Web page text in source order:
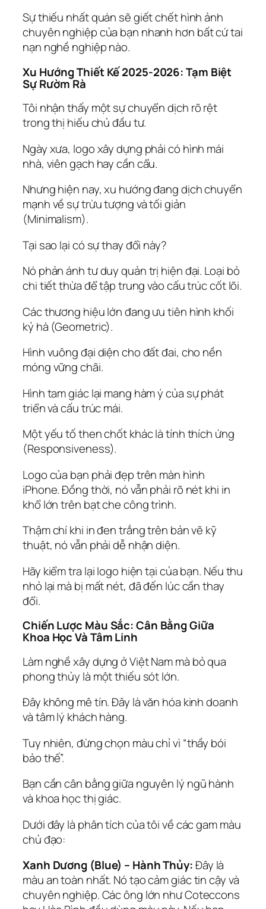
Sự thiếu nhất quán sẽ giết chết hình ảnh
chuyên nghiệp của bạn nhanh hơn bất cứ tai
nạn nghề nghiệp nào.
Xu Hướng Thiết Kế 2025-2026: Tạm Biệt
Sự Rườm Rà
Tôi nhận thấy một sự chuyển dịch rõ rệt
trong thị hiếu chủ đầu tư.
Ngày xưa, logo xây dựng phải có hình mái
nhà, viên gạch hay cần cẩu.
Nhưng hiện nay, xu hướng đang dịch chuyển
mạnh về sự trừu tượng và tối giản
(Minimalism).
Tại sao lại có sự thay đổi này?
Nó phản ánh tư duy quản trị hiện đại. Loại bỏ
chi tiết thừa để tập trung vào cấu trúc cốt lõi.
Các thương hiệu lớn đang ưu tiên hình khối
kỷ hà (Geometric).
Hình vuông đại diện cho đất đai, cho nền
móng vững chãi.
Hình tam giác lại mang hàm ý của sự phát
triển và cấu trúc mái.
Một yếu tố then chốt khác là tính thích ứng
(Responsiveness).
Logo của bạn phải đẹp trên màn hình
iPhone. Đồng thời, nó vẫn phải rõ nét khi in
khổ lớn trên bạt che công trình.
Thậm chí khi in đen trắng trên bản vẽ kỹ
thuật, nó vẫn phải dễ nhận diện.
Hãy kiểm tra lại logo hiện tại của bạn. Nếu thu
nhỏ lại mà bị mất nét, đã đến lúc cần thay
đổi.
Chiến Lược Màu Sắc: Cân Bằng Giữa
Khoa Học Và Tâm Linh
Làm nghề xây dựng ở Việt Nam mà bỏ qua
phong thủy là một thiếu sót lớn.
Đây không mê tín. Đây là văn hóa kinh doanh
và tâm lý khách hàng.
Tuy nhiên, đừng chọn màu chỉ vì “thầy bói
bảo thế”.
Bạn cần cân bằng giữa nguyên lý ngũ hành
và khoa học thị giác.
Dưới đây là phân tích của tôi về các gam màu
chủ đạo:
Xanh Dương (Blue) – Hành Thủy:Đây là
màu an toàn nhất. Nó tạo cảm giác tin cậy và
chuyên nghiệp. Các ông lớn như Coteccons